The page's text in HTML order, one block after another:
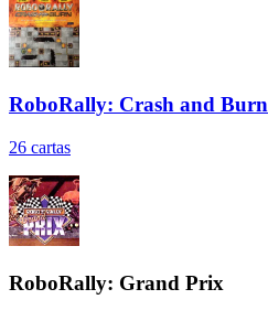
RoboRally: Crash and Burn
26 cartas
RoboRally: Grand Prix